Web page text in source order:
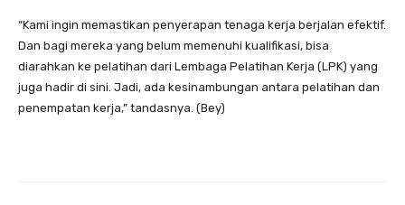
“Kami ingin memastikan penyerapan tenaga kerja berjalan efektif.
Dan bagi mereka yang belum memenuhi kualifikasi, bisa
diarahkan ke pelatihan dari Lembaga Pelatihan Kerja (LPK) yang
juga hadir di sini. Jadi, ada kesinambungan antara pelatihan dan
penempatan kerja,” tandasnya. (Bey)